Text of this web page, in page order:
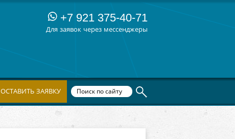
+7 921 375-40-71
Для заявок через мессенджеры
ОСТАВИТЬ ЗАЯВКУ